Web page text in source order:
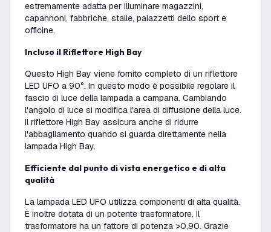
estremamente adatta per illuminare magazzini,
capannoni, fabbriche, stalle, palazzetti dello sport e
officine.
Incluso il Riflettore High Bay
Questo High Bay viene fornito completo di un riflettore
LED UFO a 90°. In questo modo è possibile regolare il
fascio di luce della lampada a campana. Cambiando
l'angolo di luce si modifica l'area di diffusione della luce.
Il riflettore High Bay assicura anche di ridurre
l'abbagliamento quando si guarda direttamente nella
lampada High Bay.
Efficiente dal punto di vista energetico e di alta
qualità
La lampada LED UFO utilizza componenti di alta qualità.
È inoltre dotata di un potente trasformatore. Il
trasformatore ha un fattore di potenza >0,90. Grazie